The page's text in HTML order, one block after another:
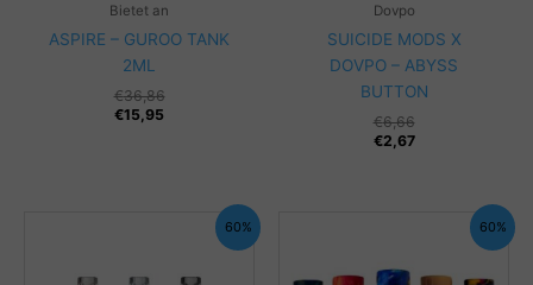
Bietet an
ASPIRE – GUROO TANK
2ML
€36,86Ursprünglicher
€15,95
Aktueller
Dovpo
SUICIDE MODS X
DOVPO – ABYSS
BUTTON
€6,66
€2,67
60% 60%